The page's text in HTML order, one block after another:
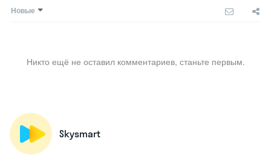
Новые
Никто ещё не оставил комментариев, станьте первым.
Skysmart